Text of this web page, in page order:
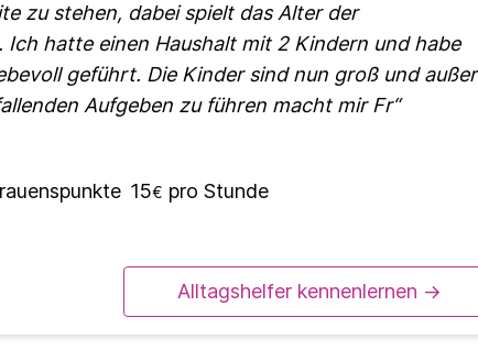
zu stehen, dabei spielt das Alter der
hatte einen Haushalt mit 2 Kindern und habe
geführt. Die Kinder sind nun groß und außer
Aufgeben zu führen macht mir Fr
15€ pro Stunde
Alltagshelfer kennenlernen ->